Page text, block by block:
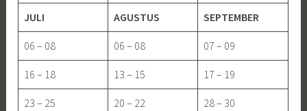
JULI AGUSTUS SEPTEMBER
06 – 08 06 – 08 07 – 09
16 – 18 13 – 15 17 – 19
23 – 25 20 – 22 28 – 30